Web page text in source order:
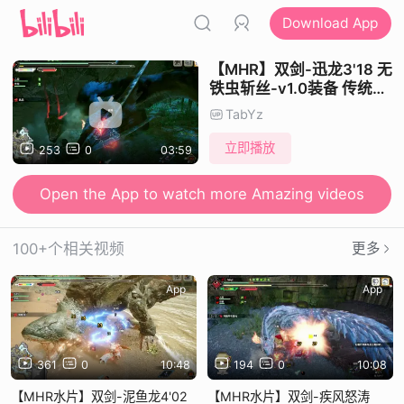
Download App
253 0 03:59
【MHR】双剑-迅龙3'18 无
铁虫斩丝-v1.0装备 传统走
地双刀日常 无限制-突进
斩-虫云纵-捕获 无御龙-无
斗兽
TabYz
立即播放
Open the App to watch more Amazing videos
100+个相关视频 更多
361 0 10:48
App
【MHR水片】双剑-泥鱼龙4'02
194 0 10:08
App
【MHR水片】双剑-疾风怒涛